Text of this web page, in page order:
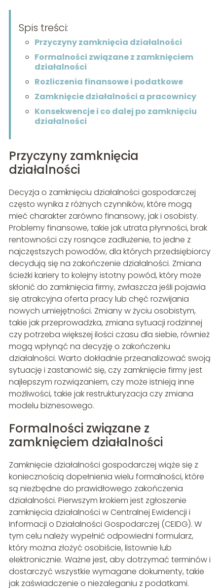
Spis treści:
Przyczyny zamknięcia działalności
Formalności związane z zamknięciem
działalności
Rozliczenia finansowe i podatkowe
Zamknięcie działalności a pracownicy
Konsekwencje i co dalej po zamknięciu
działalności
Przyczyny zamknięcia
działalności
Decyzja o zamknięciu działalności gospodarczej
często wynika z różnych czynników, które mogą
mieć charakter zarówno finansowy, jak i osobisty.
Problemy finansowe, takie jak utrata płynności, brak
rentowności czy rosnące zadłużenie, to jedne z
najczęstszych powodów, dla których przedsiębiorcy
decydują się na zakończenie działalności. Zmiana
ścieżki kariery to kolejny istotny powód, który może
skłonić do zamknięcia firmy, zwłaszcza jeśli pojawia
się atrakcyjna oferta pracy lub chęć rozwijania
nowych umiejętności. Zmiany w życiu osobistym,
takie jak przeprowadzka, zmiana sytuacji rodzinnej
czy potrzeba większej ilości czasu dla siebie, również
mogą wpłynąć na decyzję o zakończeniu
działalności. Warto dokładnie przeanalizować swoją
sytuację i zastanowić się, czy zamknięcie firmy jest
najlepszym rozwiązaniem, czy może istnieją inne
możliwości, takie jak restrukturyzacja czy zmiana
modelu biznesowego.
Formalności związane z
zamknięciem działalności
Zamknięcie działalności gospodarczej wiąże się z
koniecznością dopełnienia wielu formalności, które
są niezbędne do prawidłowego zakończenia
działalności. Pierwszym krokiem jest zgłoszenie
zamknięcia działalności w Centralnej Ewidencji i
Informacji o Działalności Gospodarczej (CEIDG). W
tym celu należy wypełnić odpowiedni formularz,
który można złożyć osobiście, listownie lub
elektronicznie. Ważne jest, aby dotrzymać terminów i
dostarczyć wszystkie wymagane dokumenty, takie
jak zaświadczenie o niezaleganiu z podatkami.